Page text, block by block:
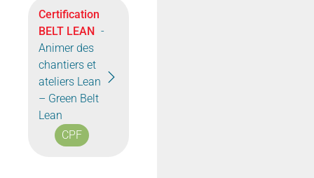
Certification
BELT LEAN -
Animer des
chantiers et
ateliers Lean
– Green Belt
Lean
CPF